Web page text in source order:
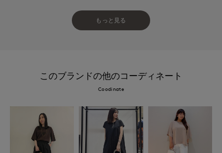
もっと見る
このブランドの他のコーディネート
Coodinate